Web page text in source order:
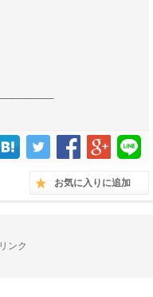
お気に入りに追加
ンク